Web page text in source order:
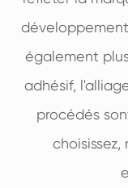
également
adhésif,
procédés